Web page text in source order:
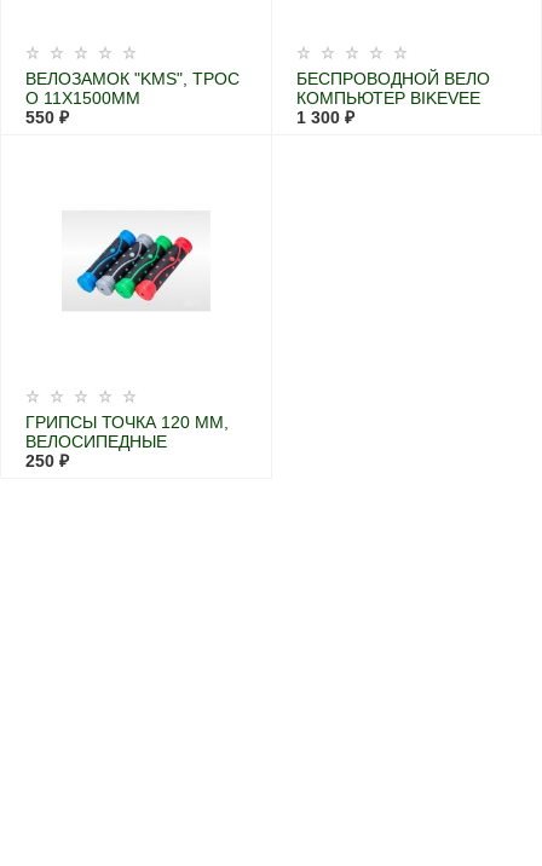
ВЕЛОЗАМОК "KMS", ТРОС
O 11X1500ММ
550 ₽
БЕСПРОВОДНОЙ ВЕЛО
КОМПЬЮТЕР BIKEVEE
1 300 ₽
ГРИПСЫ ТОЧКА 120 ММ,
ВЕЛОСИПЕДНЫЕ
250 ₽